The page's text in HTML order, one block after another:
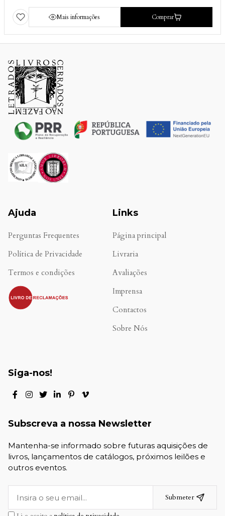
Mais informações Comprar
Ajuda
Perguntas Frequentes
Política de Privacidade
Termos e condições
.
Links
Página principal
Livraria
Avaliações
Imprensa
Contactos
Sobre Nós
Siga-nos!
Subscreva a nossa Newsletter
Mantenha-se informado sobre futuras aquisições de
livros, lançamentos de catálogos, próximos leilões e
outros eventos.
Submeter